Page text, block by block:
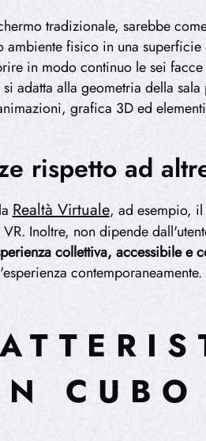
tradizionale, sarebbe
ambiente fisico in una
in modo continuo le sei
adatta alla geometria della
grafica 3D ed
rispetto ad
Realtà Virtuale, ad esempio,
Inoltre, non dipende
collettiva, accessibile e
contemporaneamente.